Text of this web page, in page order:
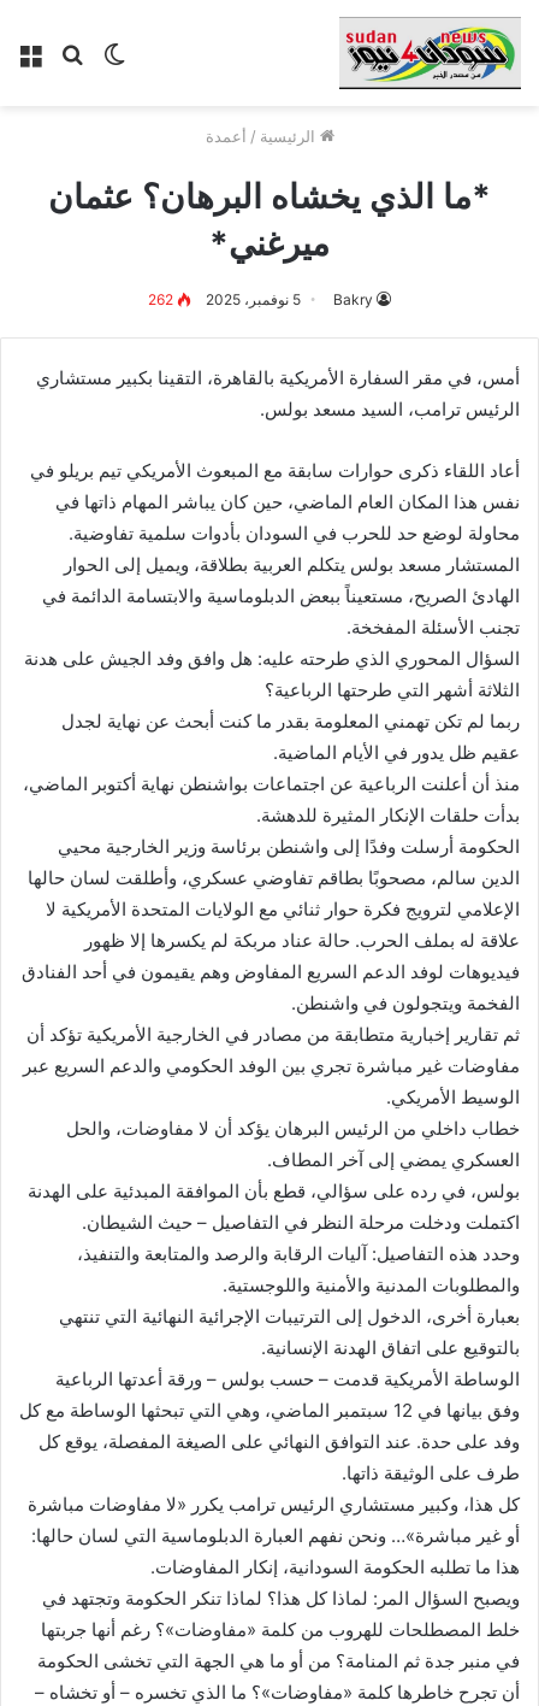
بحث الوضع
الرئيسية / أعمدة
*ما الذي يخشاه البرهان؟ عثمان
ميرغني*
Bakry 5 نوفمبر، 2025 262
أمس، في مقر السفارة الأمريكية بالقاهرة، التقينا بكبير مستشاري
الرئيس ترامب، السيد مسعد بولس.
أعاد اللقاء ذكرى حوارات سابقة مع المبعوث الأمريكي تيم بريلو في
نفس هذا المكان العام الماضي، حين كان يباشر المهام ذاتها في
محاولة لوضع حد للحرب في السودان بأدوات سلمية تفاوضية.
المستشار مسعد بولس يتكلم العربية بطلاقة، ويميل إلى الحوار
الهادئ الصريح، مستعيناً ببعض الدبلوماسية والابتسامة الدائمة في
تجنب الأسئلة المفخخة.
السؤال المحوري الذي طرحته عليه: هل وافق وفد الجيش على هدنة
الثلاثة أشهر التي طرحتها الرباعية؟
ربما لم تكن تهمني المعلومة بقدر ما كنت أبحث عن نهاية لجدل
عقيم ظل يدور في الأيام الماضية.
منذ أن أعلنت الرباعية عن اجتماعات بواشنطن نهاية أكتوبر الماضي،
بدأت حلقات الإنكار المثيرة للدهشة.
الحكومة أرسلت وفدًا إلى واشنطن برئاسة وزير الخارجية محيي
الدين سالم، مصحوبًا بطاقم تفاوضي عسكري، وأطلقت لسان حالها
الإعلامي لترويج فكرة حوار ثنائي مع الولايات المتحدة الأمريكية لا
علاقة له بملف الحرب. حالة عناد مربكة لم يكسرها إلا ظهور
فيديوهات لوفد الدعم السريع المفاوض وهم يقيمون في أحد الفنادق
الفخمة ويتجولون في واشنطن.
ثم تقارير إخبارية متطابقة من مصادر في الخارجية الأمريكية تؤكد أن
مفاوضات غير مباشرة تجري بين الوفد الحكومي والدعم السريع عبر
الوسيط الأمريكي.
خطاب داخلي من الرئيس البرهان يؤكد أن لا مفاوضات، والحل
العسكري يمضي إلى آخر المطاف.
بولس، في رده على سؤالي، قطع بأن الموافقة المبدئية على الهدنة
اكتملت ودخلت مرحلة النظر في التفاصيل – حيث الشيطان.
وحدد هذه التفاصيل: آليات الرقابة والرصد والمتابعة والتنفيذ،
والمطلوبات المدنية والأمنية واللوجستية.
بعبارة أخرى، الدخول إلى الترتيبات الإجرائية النهائية التي تنتهي
بالتوقيع على اتفاق الهدنة الإنسانية.
الوساطة الأمريكية قدمت – حسب بولس – ورقة أعدتها الرباعية
وفق بيانها في 12 سبتمبر الماضي، وهي التي تبحثها الوساطة مع كل
وفد على حدة. عند التوافق النهائي على الصيغة المفصلة، يوقع كل
طرف على الوثيقة ذاتها.
كل هذا، وكبير مستشاري الرئيس ترامب يكرر «لا مفاوضات مباشرة
أو غير مباشرة»… ونحن نفهم العبارة الدبلوماسية التي لسان حالها:
هذا ما تطلبه الحكومة السودانية، إنكار المفاوضات.
ويصبح السؤال المر: لماذا كل هذا؟ لماذا تنكر الحكومة وتجتهد في
خلط المصطلحات للهروب من كلمة «مفاوضات»؟ رغم أنها جربتها
في منبر جدة ثم المنامة؟ من أو ما هي الجهة التي تخشى الحكومة
أن تجرح خاطرها كلمة «مفاوضات»؟ ما الذي تخسره – أو تخشاه –